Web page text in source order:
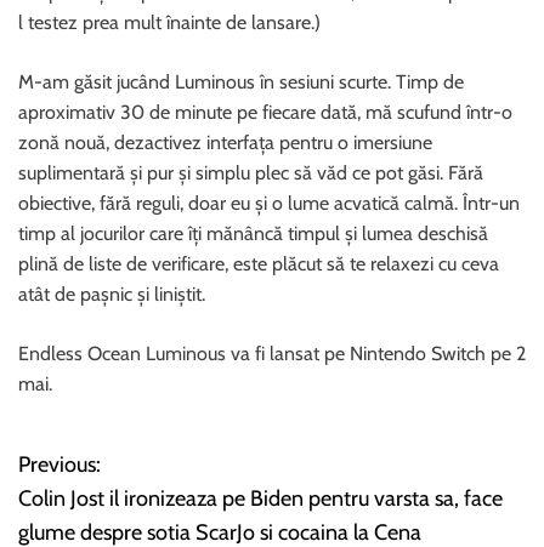
l testez prea mult înainte de lansare.)
M-am găsit jucând Luminous în sesiuni scurte. Timp de
aproximativ 30 de minute pe fiecare dată, mă scufund într-o
zonă nouă, dezactivez interfața pentru o imersiune
suplimentară și pur și simplu plec să văd ce pot găsi. Fără
obiective, fără reguli, doar eu și o lume acvatică calmă. Într-un
timp al jocurilor care îți mănâncă timpul și lumea deschisă
plină de liste de verificare, este plăcut să te relaxezi cu ceva
atât de pașnic și liniștit.
Endless Ocean Luminous va fi lansat pe Nintendo Switch pe 2
mai.
N
a
Previous:
Colin Jost il ironizeaza pe Biden pentru varsta sa, face
glume despre sotia ScarJo si cocaina la Cena